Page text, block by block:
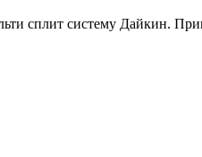
сплит систему Дайкин.